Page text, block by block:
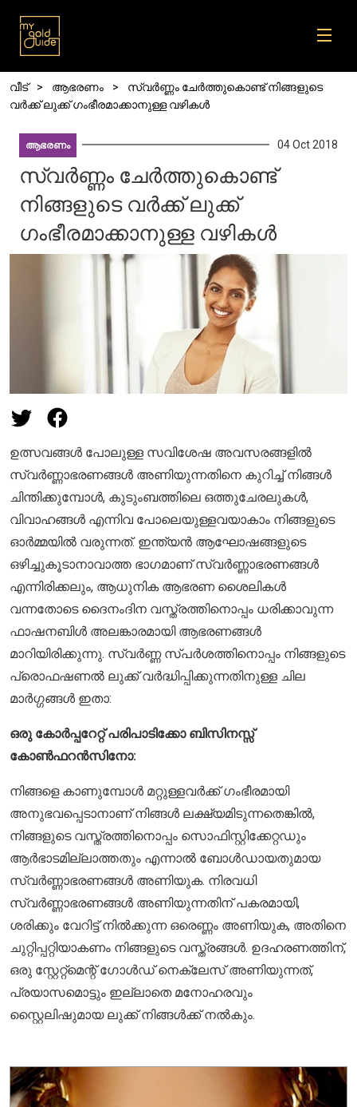
Breadcrumb
വീട് ആഭരണം
സ്വർണ്ണം ചേർത്തുകൊണ്ട് നിങ്ങളുടെ
വർക്ക് ലുക്ക് ഗംഭീരമാക്കാനുള്ള വഴികൾ
ആഭരണം 04 Oct 2018
സ്വർണ്ണം ചേർത്തുകൊണ്ട്
നിങ്ങളുടെ വർക്ക് ലുക്ക്
ഗംഭീരമാക്കാനുള്ള വഴികൾ
ഉത്സവങ്ങൾ പോലുള്ള സവിശേഷ അവസരങ്ങളിൽ
സ്വർണ്ണാഭരണങ്ങൾ അണിയുന്നതിനെ കുറിച്ച് നിങ്ങൾ
ചിന്തിക്കുമ്പോൾ, കുടുംബത്തിലെ ഒത്തുചേരലുകൾ,
വിവാഹങ്ങൾ എന്നിവ പോലെയുള്ളവയാകാം നിങ്ങളുടെ
ഓർമ്മയിൽ വരുന്നത്. ഇന്ത്യൻ ആഘോഷങ്ങളുടെ
ഒഴിച്ചുകൂടാനാവാത്ത ഭാഗമാണ് സ്വർണ്ണാഭരണങ്ങൾ
എന്നിരിക്കലും, ആധുനിക ആഭരണ ശൈലികൾ
വന്നതോടെ ദൈനംദിന വസ്ത്രത്തിനൊപ്പം ധരിക്കാവുന്ന
ഫാഷനബിൾ അലങ്കാരമായി ആഭരണങ്ങൾ
മാറിയിരിക്കുന്നു. സ്വർണ്ണ സ്പർശത്തിനൊപ്പം നിങ്ങളുടെ
പ്രൊഫഷണൽ ലുക്ക് വർദ്ധിപ്പിക്കുന്നതിനുള്ള ചില
മാർഗ്ഗങ്ങൾ ഇതാ:
ഒരു കോർപ്പറേറ്റ് പരിപാടിക്കോ ബിസിനസ്സ്
കോൺഫറൻസിനോ:
നിങ്ങളെ കാണുമ്പോൾ മറ്റുള്ളവർക്ക് ഗംഭീരമായി
അനുഭവപ്പെടാനാണ് നിങ്ങൾ ലക്ഷ്യമിടുന്നതെങ്കിൽ,
നിങ്ങളുടെ വസ്ത്രത്തിനൊപ്പം സൊഫിസ്റ്റിക്കേറ്റഡും
ആർഭാടമില്ലാത്തതും എന്നാൽ ബോൾഡായതുമായ
സ്വർണ്ണാഭരണങ്ങൾ അണിയുക. നിരവധി
സ്വർണ്ണാഭരണങ്ങൾ അണിയുന്നതിന് പകരമായി,
ശരിക്കും വേറിട്ട് നിൽക്കുന്ന ഒരെണ്ണം അണിയുക, അതിനെ
ചുറ്റിപ്പറ്റിയാകണം നിങ്ങളുടെ വസ്ത്രങ്ങൾ. ഉദഹരണത്തിന്,
ഒരു സ്റ്റേറ്റ്മെന്റ് ഗോൾഡ് നെക്ലേസ് അണിയുന്നത്,
പ്രയാസമൊട്ടും ഇല്ലാതെ മനോഹരവും
സ്റ്റൈലിഷുമായ ലുക്ക് നിങ്ങൾക്ക് നൽകും.